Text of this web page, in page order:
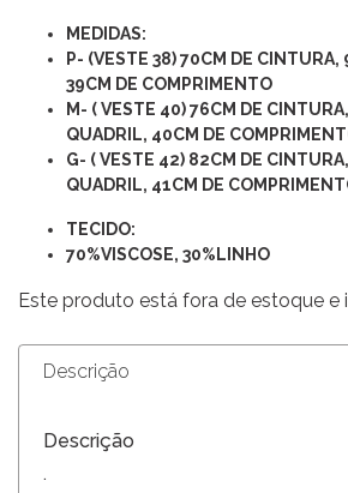
MEDIDAS:
P- (VESTE 38) 70CM DE CINTURA,
39CM DE COMPRIMENTO
M- ( VESTE 40) 76CM DE
QUADRIL, 40CM DE
G- ( VESTE 42) 82CM DE
QUADRIL, 41CM DE
TECIDO:
70%VISCOSE, 30%LINHO
Este produto está fora de estoque e
Descrição
Descrição
.